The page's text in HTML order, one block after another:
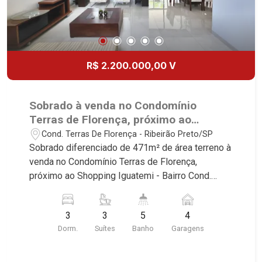
Quinta da Alvorada, Monte Rey, Garden Villa e
Quinta do Golfe. Avenida João Fiúsa, 1051 - Alto
da Boa Vista | Ribeirão Preto.
Martinelli Imobiliária, referência no mercado
imobiliário desde 2000. Especialistas em Venda,
Locação e Lançamentos! Avenida João Fiúsa,
1051 - Alto da Boa Vista | Ribeirão Preto.
R$ 2.200.000,00 V
Sobrado à venda no Condomínio
Terras de Florença, próximo ao
Shopping Iguatemi - Ribeirão Preto/SP.
Cond. Terras De Florença - Ribeirão Preto/SP
Sobrado diferenciado de 471m² de área terreno à
venda no Condomínio Terras de Florença,
próximo ao Shopping Iguatemi - Bairro Cond.
as características deste imóvel que a Martinelli
Imobiliária selecionou para você: - 471m² de área
terreno - 3 suítes com ar-condicionado sendo 1
3
Dorm.
3
Suítes
5
Banho
4
Garagens